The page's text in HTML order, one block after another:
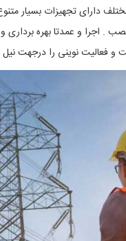
دارای تجهیزات بسیار
اجرا و عمدتا بهره برداری و
نوینی را درجهت نیل